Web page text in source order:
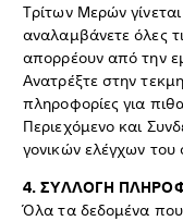
Τρίτων Μερών
αναλαμβάνετε όλες
απορρέουν από την
Ανατρέξτε στην
πληροφορίες για
Περιεχόμενο και
γονικών ελέγχων
4. ΣΥΛΛΟΓΗ
Όλα τα δεδομένα